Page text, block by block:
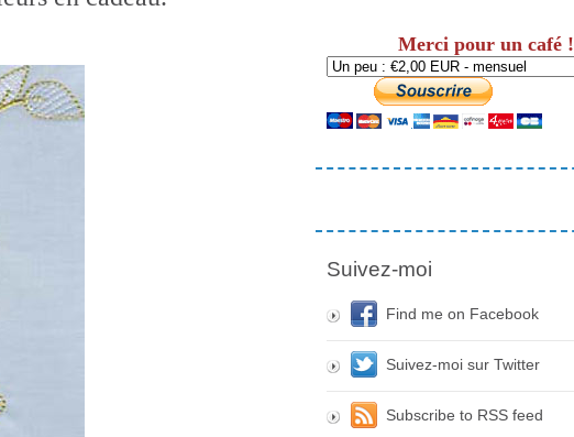
Merci pour un café !
Suivez-moi
Find me on Facebook
Suivez-moi sur Twitter
Subscribe to RSS feed